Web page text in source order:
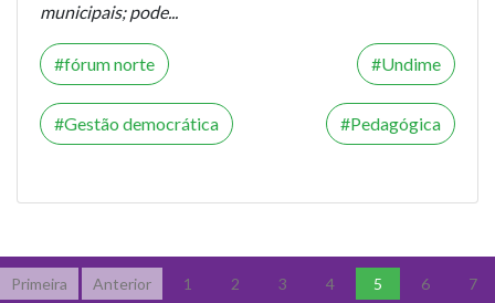
municipais; pode...
fórum norte Undime
Gestão democrática Pedagógica
Primeira Anterior 1 2 3 4 5 6 7